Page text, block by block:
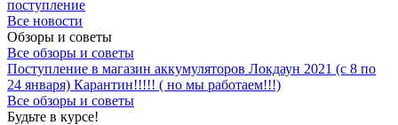
поступление
Все новости
Обзоры и советы
Все обзоры и советы
Поступление в магазин аккумуляторов Локдаун 2021 (с 8 по
24 января) Карантин!!!!! ( но мы работаем!!!)
Все обзоры и советы
Будьте в курсе!